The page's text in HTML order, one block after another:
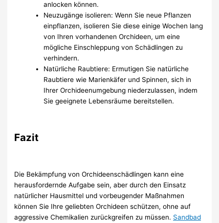
anlocken können.
Neuzugänge isolieren: Wenn Sie neue Pflanzen
einpflanzen, isolieren Sie diese einige Wochen lang
von Ihren vorhandenen Orchideen, um eine
mögliche Einschleppung von Schädlingen zu
verhindern.
Natürliche Raubtiere: Ermutigen Sie natürliche
Raubtiere wie Marienkäfer und Spinnen, sich in
Ihrer Orchideenumgebung niederzulassen, indem
Sie geeignete Lebensräume bereitstellen.
Fazit
Die Bekämpfung von Orchideenschädlingen kann eine
herausfordernde Aufgabe sein, aber durch den Einsatz
natürlicher Hausmittel und vorbeugender Maßnahmen
können Sie Ihre geliebten Orchideen schützen, ohne auf
aggressive Chemikalien zurückgreifen zu müssen. Sandbad